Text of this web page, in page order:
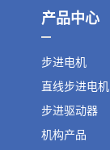
产品中心
步进电机
直线步进电机
步进驱动器
机构产品